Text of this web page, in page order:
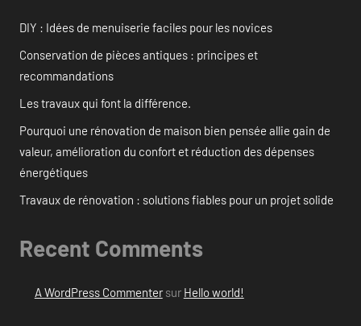
DIY : Idées de menuiserie faciles pour les novices
Conservation de pièces antiques : principes et
recommandations
Les travaux qui font la différence.
Pourquoi une rénovation de maison bien pensée allie gain de
valeur, amélioration du confort et réduction des dépenses
énergétiques
Travaux de rénovation : solutions fiables pour un projet solide
Recent Comments
A WordPress Commentersur Hello world!